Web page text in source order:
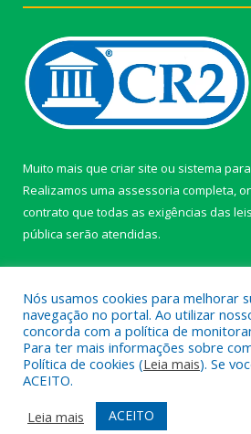
Muito mais que criar site ou sistema
Realizamos uma assessoria completa,
contrato que todas as exigências das
pública serão atendidas.
Todos os direitos reservados a
Mapa do Site
Acessar Área
Nós usamos cookies para melhorar
navegação no portal. Ao utilizar
concorda com a política de
Para ter mais informações sobre
Política de cookies (Leia mais). Se
ACEITO.
Leia mais
ACEITO